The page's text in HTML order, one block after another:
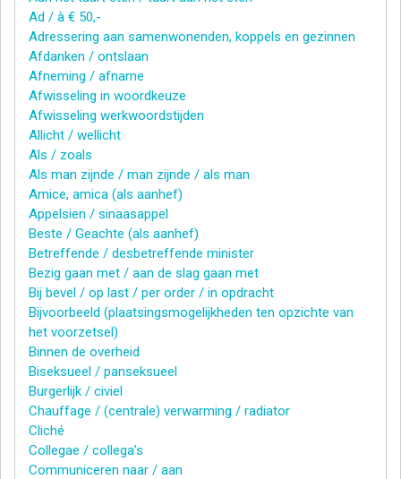
Ad / à € 50,-
Adressering aan samenwonenden, koppels en gezinnen
Afdanken / ontslaan
Afneming / afname
Afwisseling in woordkeuze
Afwisseling werkwoordstijden
Allicht / wellicht
Als / zoals
Als man zijnde / man zijnde / als man
Amice, amica (als aanhef)
Appelsien / sinaasappel
Beste / Geachte (als aanhef)
Betreffende / desbetreffende minister
Bezig gaan met / aan de slag gaan met
Bij bevel / op last / per order / in opdracht
Bijvoorbeeld (plaatsingsmogelijkheden ten opzichte van
het voorzetsel)
Binnen de overheid
Biseksueel / panseksueel
Burgerlijk / civiel
Chauffage / (centrale) verwarming / radiator
Cliché
Collegae / collega’s
Communiceren naar / aan